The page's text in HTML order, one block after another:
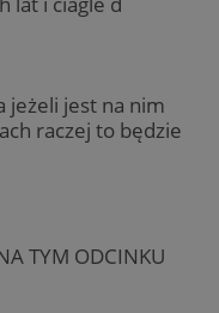
jeżeli jest na nim
raczej to będzie
TYM ODCINKU